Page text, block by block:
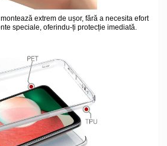
extrem de ușor, fără a necesita efort
speciale, oferindu-ți protecție imediată.